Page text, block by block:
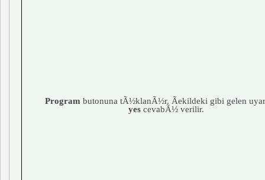
Program butonuna tÃ½klanÃ½r. Ãekildeki gibi gelen
yescevabÃ½ verilir.